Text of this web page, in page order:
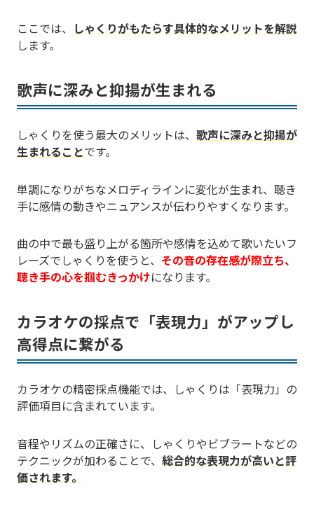
ここでは、 しゃくりがもたらす具体的なメリットを解説
します。
歌声に深みと抑揚が生まれる
しゃくりを使う最大のメリットは、 歌声に深みと抑揚が
生まれることです。
単調になりがちなメロディラインに変化が生まれ、聴き
手に感情の動きやニュアンスが伝わりやすくなります。
曲の中で最も盛り上がる箇所や感情を込めて歌いたいフ
レーズでしゃくりを使うと、 その音の存在感が際立ち、
聴き手の心を掴むきっかけになります。
カラオケの採点で「表現力」がアップし
高得点に繋がる
カラオケの精密採点機能では、しゃくりは「表現力」の
評価項目に含まれています。
音程やリズムの正確さに、しゃくりやビブラートなどの
テクニックが加わることで、 総合的な表現力が高いと評
価されます。